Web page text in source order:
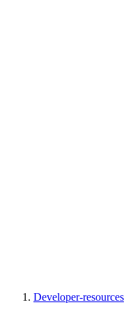
Developer-resources